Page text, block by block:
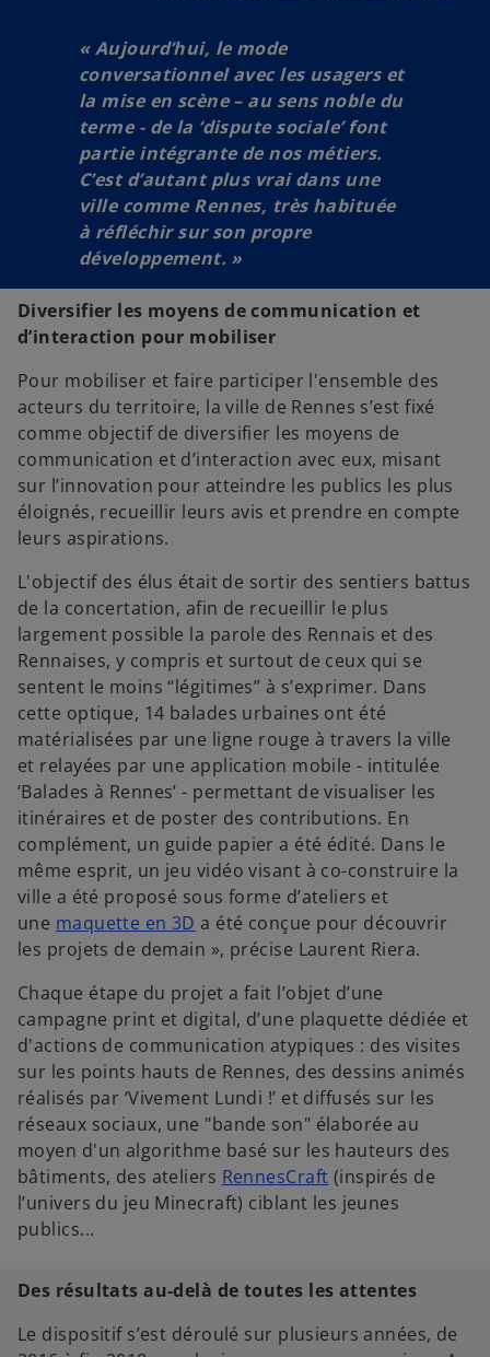
« Aujourd’hui, le mode
conversationnel avec les usagers et
la mise en scène – au sens noble du
terme - de la ‘dispute sociale’ font
partie intégrante de nos métiers.
C’est d’autant plus vrai dans une
ville comme Rennes, très habituée
à réfléchir sur son propre
développement. »
Diversifier les moyens de communication et
d’interaction pour mobiliser
Pour mobiliser et faire participer l'ensemble des
acteurs du territoire, la ville de Rennes s’est fixé
comme objectif de diversifier les moyens de
communication et d’interaction avec eux, misant
sur l’innovation pour atteindre les publics les plus
éloignés, recueillir leurs avis et prendre en compte
leurs aspirations.
L'objectif des élus était de sortir des sentiers battus
de la concertation, afin de recueillir le plus
largement possible la parole des Rennais et des
Rennaises, y compris et surtout de ceux qui se
sentent le moins “légitimes” à s’exprimer. Dans
cette optique, 14 balades urbaines ont été
matérialisées par une ligne rouge à travers la ville
et relayées par une application mobile - intitulée
’Balades à Rennes’ - permettant de visualiser les
itinéraires et de poster des contributions. En
complément, un guide papier a été édité. Dans le
même esprit, un jeu vidéo visant à co-construire la
ville a été proposé sous forme d’ateliers et
une maquette en 3D a été conçue pour découvrir
les projets de demain », précise Laurent Riera.
Chaque étape du projet a fait l’objet d’une
campagne print et digital, d’une plaquette dédiée et
d'actions de communication atypiques : des visites
sur les points hauts de Rennes, des dessins animés
réalisés par ‘Vivement Lundi !’ et diffusés sur les
réseaux sociaux, une "bande son" élaborée au
moyen d'un algorithme basé sur les hauteurs des
bâtiments, des ateliers RennesCraft (inspirés de
l’univers du jeu Minecraft) ciblant les jeunes
publics...
Des résultats au-delà de toutes les attentes
Le dispositif s’est déroulé sur plusieurs années, de